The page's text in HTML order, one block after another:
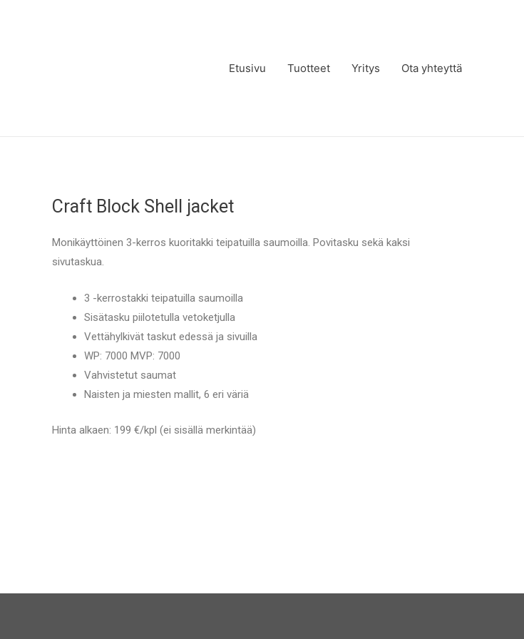
Etusivu Tuotteet Yritys Ota yhteyttä
Craft Block Shell jacket
Monikäyttöinen 3-kerros kuoritakki teipatuilla saumoilla. Povitasku sekä kaksi
sivutaskua.
3 -kerrostakki teipatuilla saumoilla
Sisätasku piilotetulla vetoketjulla
Vettähylkivät taskut edessä ja sivuilla
WP: 7000 MVP: 7000
Vahvistetut saumat
Naisten ja miesten mallit, 6 eri väriä
Hinta alkaen: 199 €/kpl (ei sisällä merkintää)